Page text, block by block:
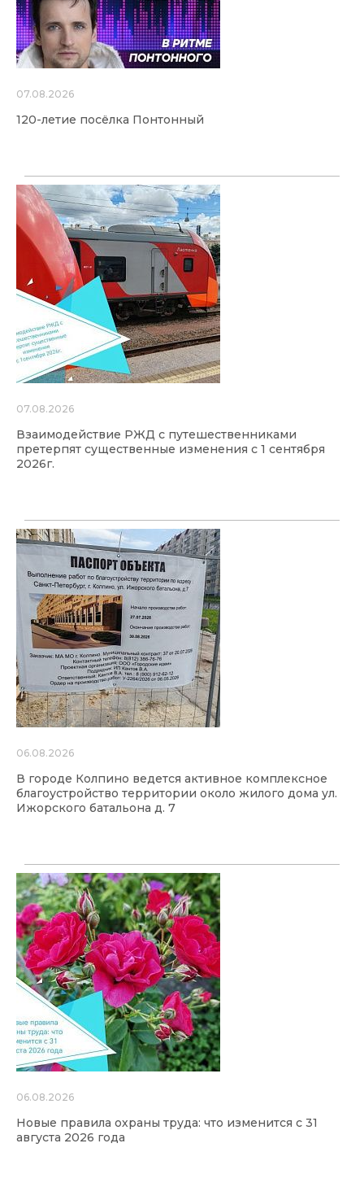
07.08.2026
120-летие посёлка Понтонный
07.08.2026
Взаимодействие РЖД с путешественниками
претерпят существенные изменения с 1 сентября
2026г.
06.08.2026
В городе Колпино ведется активное комплексное
благоустройство территории около жилого дома ул.
Ижорского батальона д. 7
06.08.2026
Новые правила охраны труда: что изменится с 31
августа 2026 года